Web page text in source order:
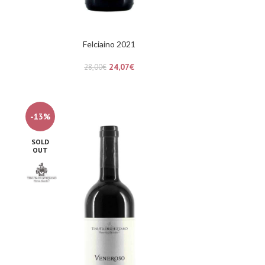
Felciaino 2021
28,00€ 24,07€
-13%
SOLD
OUT